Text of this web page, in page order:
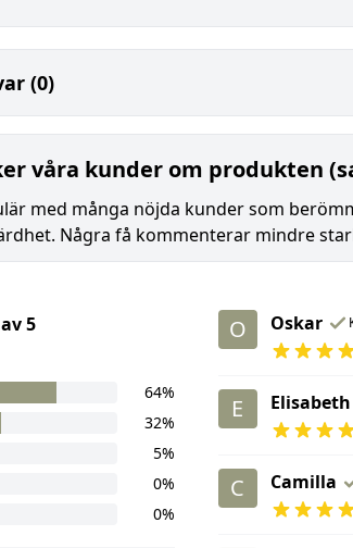
(0)
våra kunder om produkten
med många nöjda kunder som
Några få kommenterar mindre
5
64%
32%
5%
0%
0%
O Oskar
E Elisabeth
C Camilla